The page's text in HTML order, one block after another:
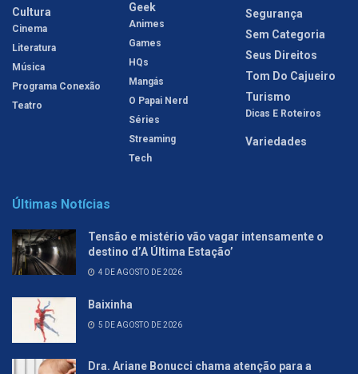
Cultura
Cinema
Literatura
Música
Programa Conexão
Teatro
Geek
Animes
Games
HQs
Mangás
O Papai Nerd
Séries
Streaming
Tech
Segurança
Sem Categoria
Seus Direitos
Tom Do Cajueiro
Turismo
Dicas E Roteiros
Variedades
Últimas Notícias
Tensão e mistério vão vagar intensamente o
destino d’A Última Estação’
4 DE AGOSTO DE 2026
Baixinha
5 DE AGOSTO DE 2026
Dra. Ariane Bonucci chama atenção para a